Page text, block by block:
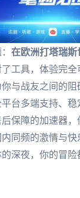
在欧洲打塔瑞斯
工具，体验完
与战友之间的
台多端支持、
保障的加速器
同频的激情与
深夜，你的冒